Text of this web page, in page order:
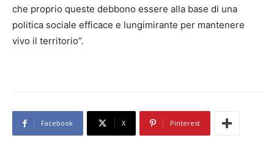
che proprio queste debbono essere alla base di una
politica sociale efficace e lungimirante per mantenere
vivo il territorio”.
Facebook X Pinterest